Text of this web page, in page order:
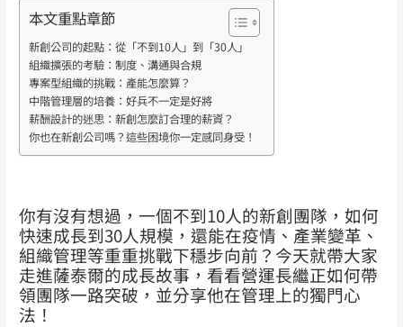
本文重點章節
新創公司的起點：從「不到10人」到「30人」
組織擴張的考驗：制度、溝通與合規
專案型組織的挑戰：產能怎麼算？
中階管理層的培養：好兵不一定是好將
薪酬設計的迷思：新創怎麼訂合理的薪資？
你也在新創公司嗎？這些困境你一定感同身受！
你有沒有想過，一個不到10人的新創團隊，如何
快速成長到30人規模，還能在疫情、產業變革、
組織管理等重重挑戰下穩步向前？今天就帶大家
走進薩泰爾的成長故事，看看營運長繼正如何帶
領團隊一路突破，並分享他在管理上的獨門心
法！